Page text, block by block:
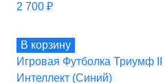
2 700 ₽
В корзину
Игровая Футболка Триумф
Интеллект (Синий)